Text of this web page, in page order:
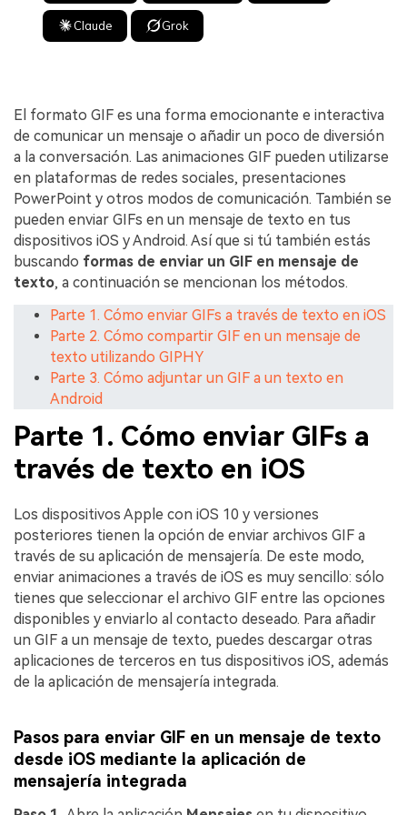
Claude Grok
El formato GIF es una forma emocionante e interactiva
de comunicar un mensaje o añadir un poco de diversión
a la conversación. Las animaciones GIF pueden utilizarse
en plataformas de redes sociales, presentaciones
PowerPoint y otros modos de comunicación. También se
pueden enviar GIFs en un mensaje de texto en tus
dispositivos iOS y Android. Así que si tú también estás
buscando formas de enviar un GIF en mensaje de
texto, a continuación se mencionan los métodos.
Parte 1. Cómo enviar GIFs a través de texto en iOS
Parte 2. Cómo compartir GIF en un mensaje de
texto utilizando GIPHY
Parte 3. Cómo adjuntar un GIF a un texto en
Android
Parte 1. Cómo enviar GIFs a
través de texto en iOS
Los dispositivos Apple con iOS 10 y versiones
posteriores tienen la opción de enviar archivos GIF a
través de su aplicación de mensajería. De este modo,
enviar animaciones a través de iOS es muy sencillo: sólo
tienes que seleccionar el archivo GIF entre las opciones
disponibles y enviarlo al contacto deseado. Para añadir
un GIF a un mensaje de texto, puedes descargar otras
aplicaciones de terceros en tus dispositivos iOS, además
de la aplicación de mensajería integrada.
Pasos para enviar GIF en un mensaje de texto
desde iOS mediante la aplicación de
mensajería integrada